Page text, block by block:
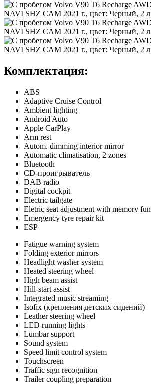
Комплектация:
ABS
Adaptive Cruise Control
Ambient lighting
Android Auto
Apple CarPlay
Arm rest
Autom. dimming interior mirror
Automatic climatisation, 2 zones
Bluetooth
CD-проигрыватель
DAB radio
Digital cockpit
Electric tailgate
Eletric seat adjustment with memory
Emergency tyre repair kit
ESP
Fatigue warning system
Folding exterior mirrors
Headlight washer system
Heated steering wheel
High beam assist
Hill-start assist
Integrated music streaming
Isofix (крепления детских сидений)
Leather steering wheel
LED running lights
Lumbar support
Sound system
Speed limit control system
Touchscreen
Traffic sign recognition
Trailer coupling preparation